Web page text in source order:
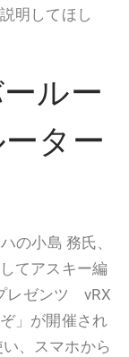
明してほし
ルー
ター
の小島 務氏、
てアスキー編
レゼンツ vRX
」が開催され
、スマホから